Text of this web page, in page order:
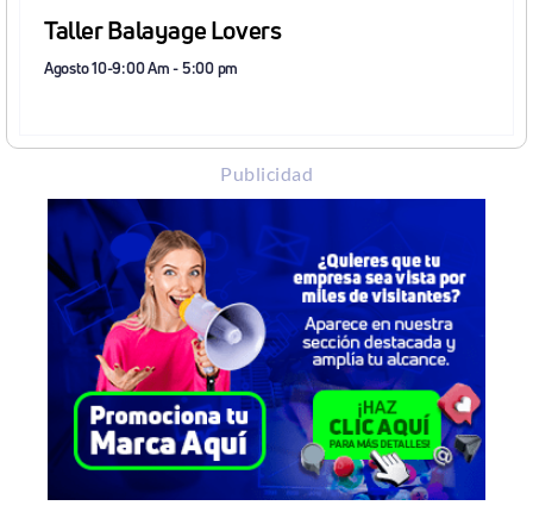
Taller Balayage Lovers
Agosto 10-9:00 Am-5:00 pm
Publicidad